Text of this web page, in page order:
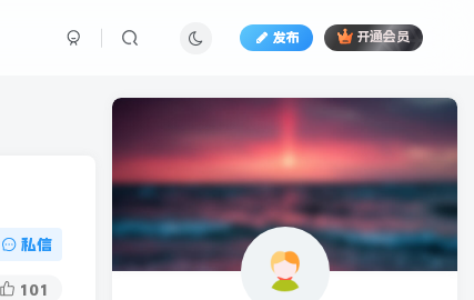
发布 开通会员
私信
101